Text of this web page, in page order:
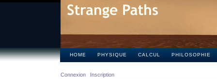
HOME PHYSIQUE CALCUL PHILOSOPHIE
Connexion Inscription